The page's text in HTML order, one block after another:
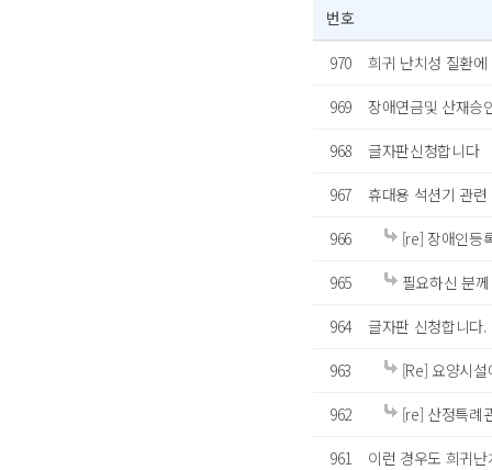
번호
970
희귀 난치성 질환
969
장애연금및 산재승
968
글자판신청합니다
967
휴대용 석션기 관련
966
[re] 장애인등
965
필요하신 분
964
글자판 신청합니다.
963
[Re] 요양시
962
[re] 산정특례
961
이런 경우도 희귀